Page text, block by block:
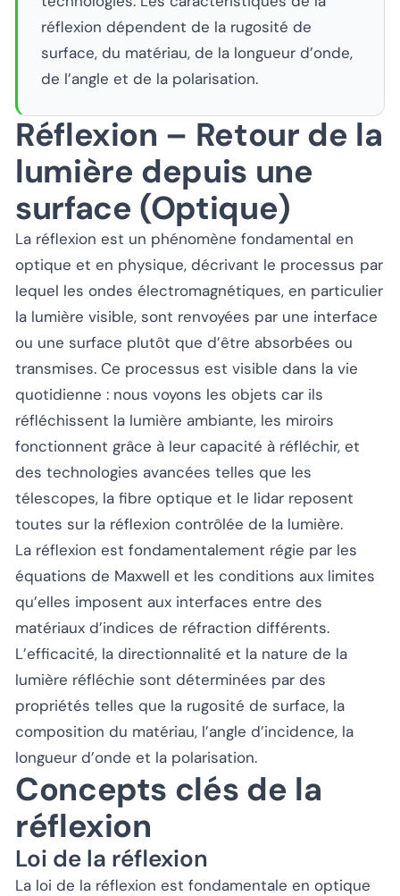
réflexion dépendent de la rugosité de
surface, du matériau, de la longueur d’onde,
de l’angle et de la polarisation.
Réflexion – Retour de la
lumière depuis une
surface (Optique)
La réflexion est un phénomène fondamental en
optique et en physique, décrivant le processus par
lequel les ondes électromagnétiques, en particulier
la lumière visible, sont renvoyées par une interface
ou une surface plutôt que d’être absorbées ou
transmises. Ce processus est visible dans la vie
quotidienne : nous voyons les objets car ils
réfléchissent la lumière ambiante, les miroirs
fonctionnent grâce à leur capacité à réfléchir, et
des technologies avancées telles que les
télescopes, la fibre optique et le lidar reposent
toutes sur la réflexion contrôlée de la lumière.
La réflexion est fondamentalement régie par les
équations de Maxwell et les conditions aux limites
qu’elles imposent aux interfaces entre des
matériaux d’indices de réfraction différents.
L’efficacité, la directionnalité et la nature de la
lumière réfléchie sont déterminées par des
propriétés telles que la rugosité de surface, la
composition du matériau, l’angle d’incidence, la
longueur d’onde et la polarisation.
Concepts clés de la
réflexion
Loi de la réflexion
La loi de la réflexion est fondamentale en optique